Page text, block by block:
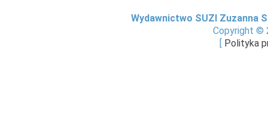
Wydawnictwo SUZI Zuzanna
Copyright ©
[ Polityka